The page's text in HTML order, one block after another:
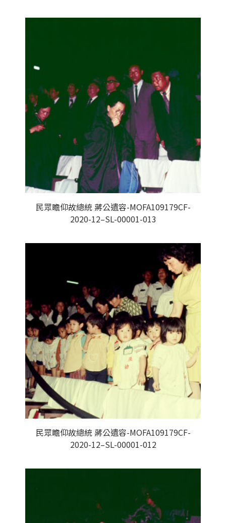
民眾瞻仰故總統 蔣公遺容-MOFA109179CF-
2020-12–SL-00001-013
民眾瞻仰故總統 蔣公遺容-MOFA109179CF-
2020-12–SL-00001-012